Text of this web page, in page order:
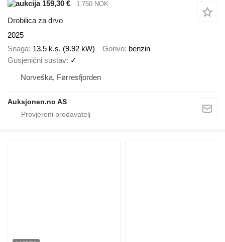
159,30 €
1.750 NOK
Drobilica za drvo
2025
Snaga 13.5 k.s. (9.92 kW) Gorivo benzin
Gusjenični sustav ✓
Norveška, Førresfjorden
Auksjonen.no AS